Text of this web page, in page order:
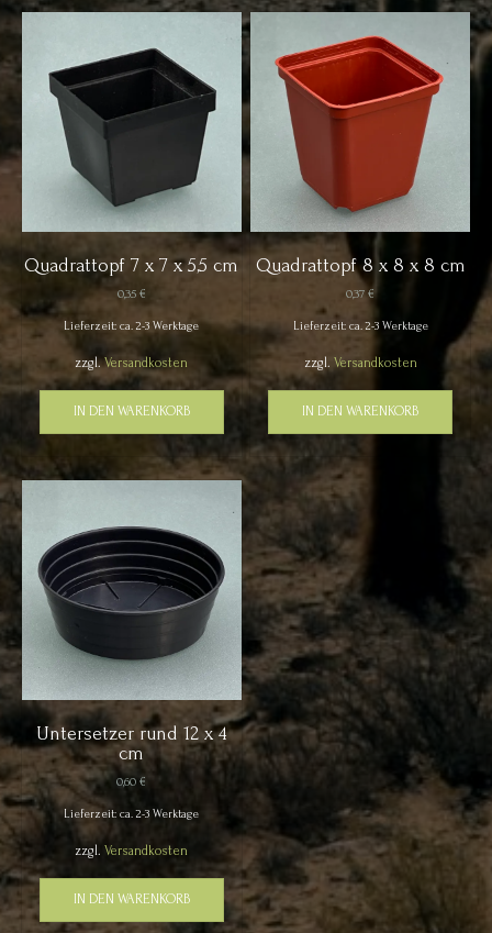
Quadrattopf 7 x 7 x 5,5 cm
0,35 €
Lieferzeit: ca. 2-3 Werktage
zzgl.Versandkosten
IN DEN WARENKORB
Quadrattopf 8 x 8 x 8 cm
0,37€
Lieferzeit: ca. 2-3 Werktage
zzgl. Versandkosten
IN DEN WARENKORB
Untersetzer rund 12 x 4
cm
0,60€
Lieferzeit: ca. 2-3 Werktage
zzgl.Versandkosten
IN DEN WARENKORB